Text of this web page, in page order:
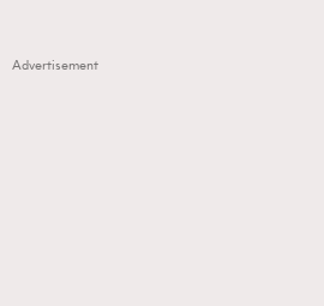
Advertisement